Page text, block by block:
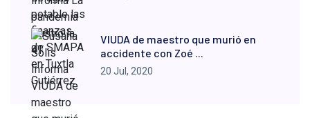
VIUDA de maestro que murió en
accidente con Zoé ...
20 Jul, 2020